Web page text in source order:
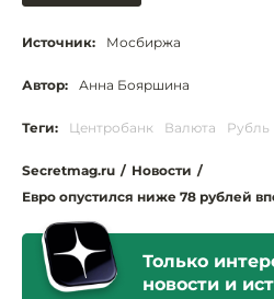
Источник: Мосбиржа
Автор: Анна Бояршина
Теги: Центробанк Валюта Рубль
Secretmag.ru / Новости /
Евро опустился ниже 78 рублей
Только
новости и